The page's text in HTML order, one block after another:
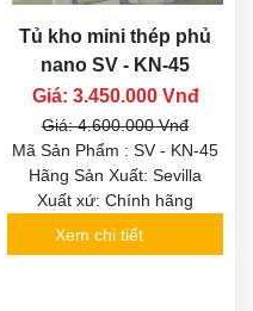
Tủ kho mini thép phủ
nano SV - KN-45
Giá: 3.450.000 Vnđ
Giá: 4.600.000 Vnđ
Mã Sản Phẩm : SV - KN-45
Hãng Sản Xuất: Sevilla
Xuất xứ: Chính hãng
Xem chi tiết